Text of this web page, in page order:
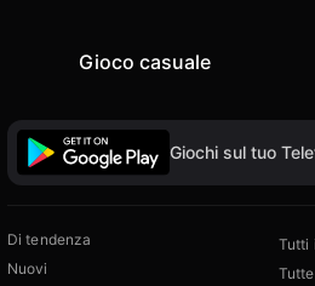
Gioco casuale
Giochi sul tuo
Di tendenza
Nuovi
Tutti